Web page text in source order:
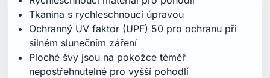
Tkanina s rychleschnoucí úpravou
Ochranný UV faktor (UPF) 50 pro ochranu při
silném slunečním záření
Ploché švy jsou na pokožce téměř
nepostřehnutelné pro vyšší pohodlí